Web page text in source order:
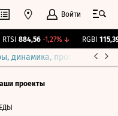
Войти
RTSI 884,56 -1,27%↓ RGBI 115,39
динамика, прогнозы
проекты